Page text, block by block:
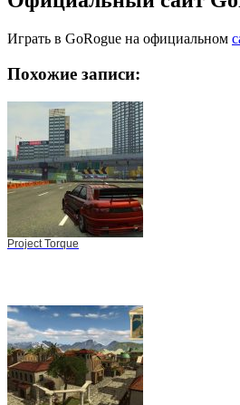
Играть в GoRogue на официальном
Похожие записи:
Project Torque